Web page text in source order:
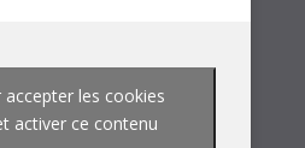
accepter les cookies
activer ce contenu